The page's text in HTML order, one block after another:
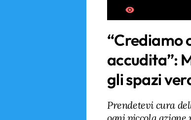
“Crediamo
accudita”:
gli spazi
Prendetevi cura